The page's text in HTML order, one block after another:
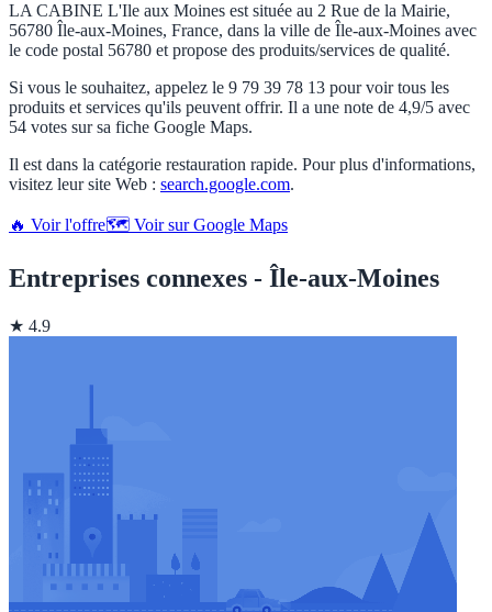
LA CABINE L'Ile aux Moines est située au 2 Rue de la Mairie,
56780 Île-aux-Moines, France, dans la ville de Île-aux-Moines avec
le code postal 56780 et propose des produits/services de qualité.
Si vous le souhaitez, appelez le 9 79 39 78 13 pour voir tous les
produits et services qu'ils peuvent offrir. Il a une note de 4,9/5 avec
54 votes sur sa fiche Google Maps.
Il est dans la catégorie restauration rapide. Pour plus d'informations,
visitez leur site Web : search.google.com.
🔥 Voir l'offre🗺️ Voir sur Google Maps
Entreprises connexes - Île-aux-Moines
★ 4.9